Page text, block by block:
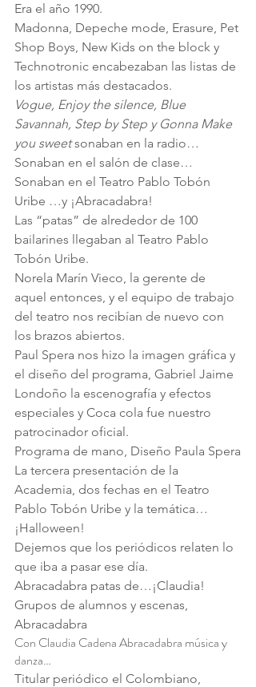
Era el año 1990.
Madonna, Depeche mode, Erasure, Pet
Shop Boys, New Kids on the block y
Technotronic encabezaban las listas de
los artistas más destacados.
Vogue, Enjoy the silence, Blue
Savannah, Step by Step y Gonna Make
you sweet sonaban en la radio…
Sonaban en el salón de clase…
Sonaban en el Teatro Pablo Tobón
Uribe …y ¡Abracadabra!
Las “patas” de alrededor de 100
bailarines llegaban al Teatro Pablo
Tobón Uribe.
Norela Marín Vieco, la gerente de
aquel entonces, y el equipo de trabajo
del teatro nos recibían de nuevo con
los brazos abiertos.
Paul Spera nos hizo la imagen gráfica y
el diseño del programa, Gabriel Jaime
Londoño la escenografía y efectos
especiales y Coca cola fue nuestro
patrocinador oficial.
Programa de mano, Diseño Paula Spera
La tercera presentación de la
Academia, dos fechas en el Teatro
Pablo Tobón Uribe y la temática…
¡Halloween!
Dejemos que los periódicos relaten lo
que iba a pasar ese día.
Abracadabra patas de…¡Claudia!
Grupos de alumnos y escenas,
Abracadabra
Con Claudia Cadena Abracadabra música y
danza…
Titular periódico el Colombiano,